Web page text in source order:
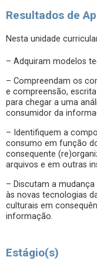
Resultados de
Nesta unidade
– Adquiram modelos
– Compreendam os
e compreensão,
para chegar a uma
consumidor da
– Identifiquem a
consumo em função
consequente
arquivos e em outras
– Discutam a
às novas tecnologias
culturais em
informação.
Estágio(s)